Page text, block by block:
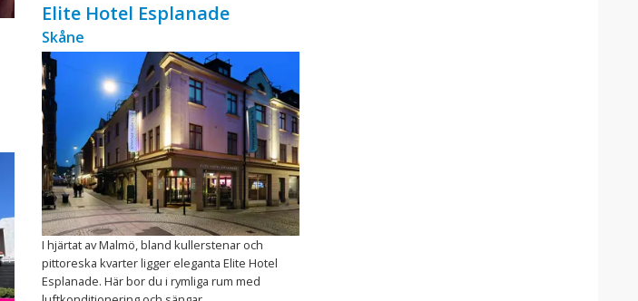
Elite Hotel Esplanade
Skåne
I hjärtat av Malmö, bland kullerstenar och
pittoreska kvarter ligger eleganta Elite Hotel
Esplanade. Här bor du i rymliga rum med